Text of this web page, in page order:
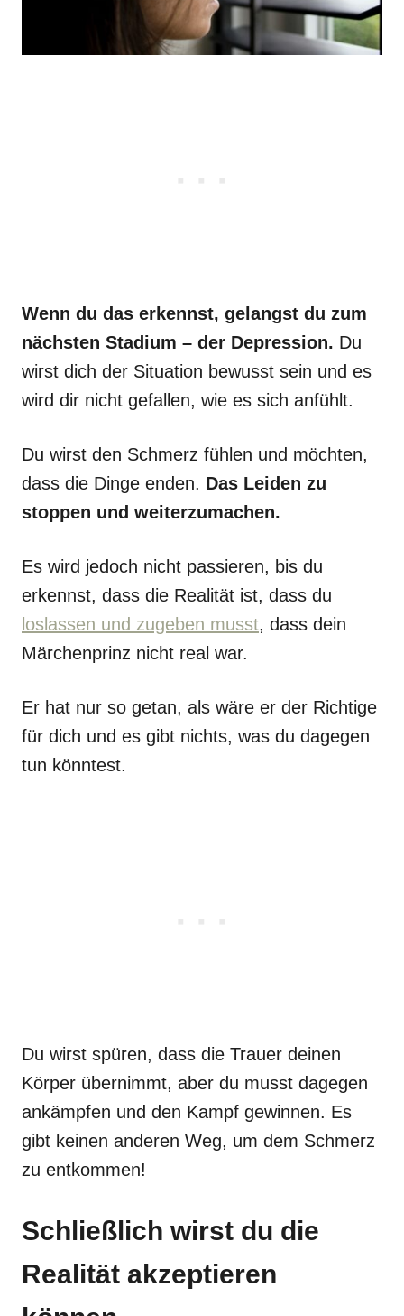
Wenn du das erkennst, gelangst du zum
nächsten Stadium – der Depression. Du
wirst dich der Situation bewusst sein und es
wird dir nicht gefallen, wie es sich anfühlt.
Du wirst den Schmerz fühlen und möchten,
dass die Dinge enden. Das Leiden zu
stoppen und weiterzumachen.
Es wird jedoch nicht passieren, bis du
erkennst, dass die Realität ist, dass du
loslassen und zugeben musst, dass dein
Märchenprinz nicht real war.
Er hat nur so getan, als wäre er der Richtige
für dich und es gibt nichts, was du dagegen
tun könntest.
Du wirst spüren, dass die Trauer deinen
Körper übernimmt, aber du musst dagegen
ankämpfen und den Kampf gewinnen. Es
gibt keinen anderen Weg, um dem Schmerz
zu entkommen!
Schließlich wirst du die
Realität akzeptieren